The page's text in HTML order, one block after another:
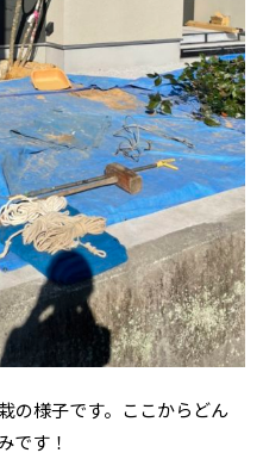
の様子です。ここからどん
です！